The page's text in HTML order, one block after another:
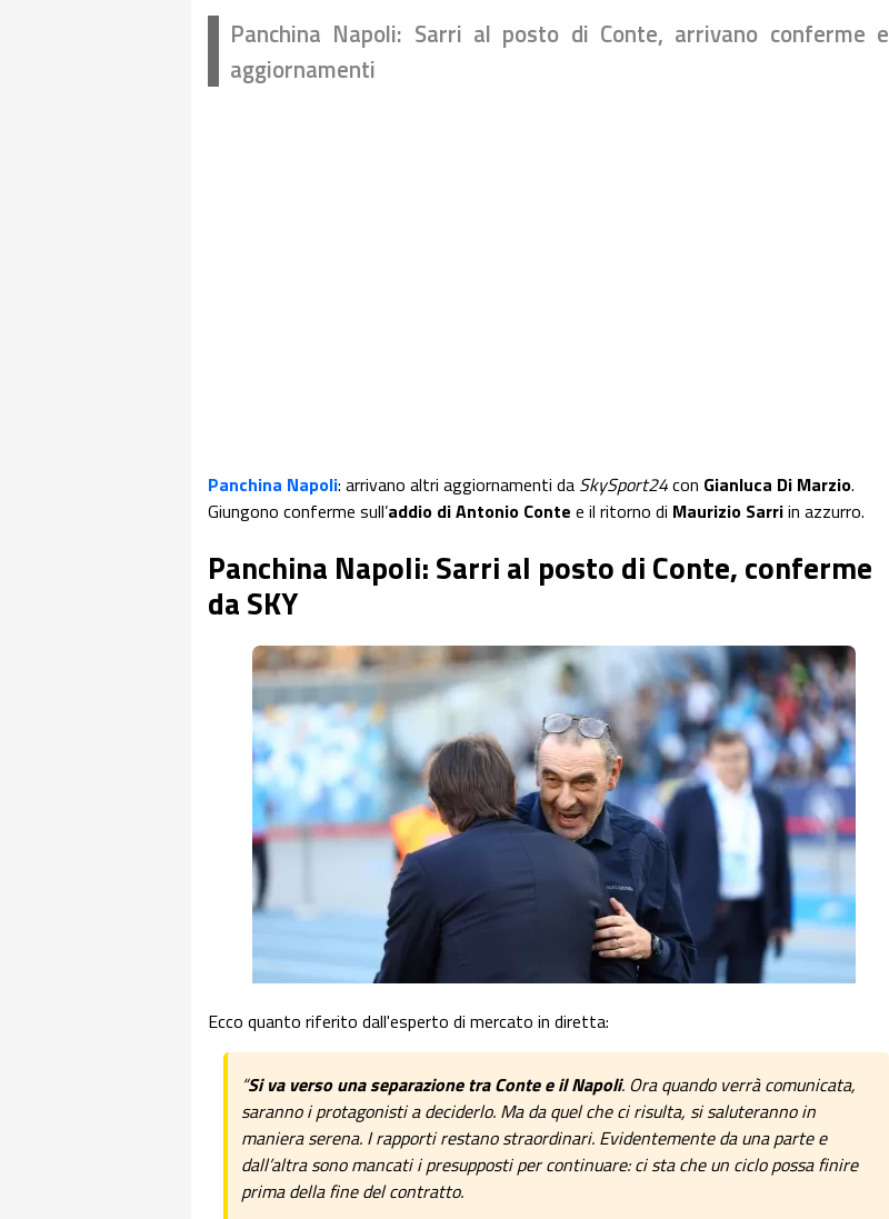
Panchina Napoli: Sarri al posto di Conte, arrivano conferme e
aggiornamenti
Panchina Napoli: arrivano altri aggiornamenti da SkySport24con Gianluca Di Marzio.
Giungono conferme sull’addio di Antonio Conte e il ritorno di Maurizio Sarriin azzurro.
Panchina Napoli: Sarri al posto di Conte, conferme
da SKY
Ecco quanto riferito dall'esperto di mercato in diretta:
“Si va verso una separazione tra Conte e il Napoli. Ora quando verrà comunicata,
saranno i protagonisti a deciderlo. Ma da quel che ci risulta, si saluteranno in
maniera serena. I rapporti restano straordinari. Evidentemente da una parte e
dall’altra sono mancati i presupposti per continuare: ci sta che un ciclo possa finire
prima della fine del contratto.